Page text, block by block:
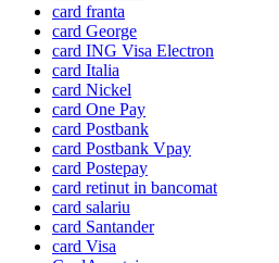
card franta
card George
card ING Visa Electron
card Italia
card Nickel
card One Pay
card Postbank
card Postbank Vpay
card Postepay
card retinut in bancomat
card salariu
card Santander
card Visa